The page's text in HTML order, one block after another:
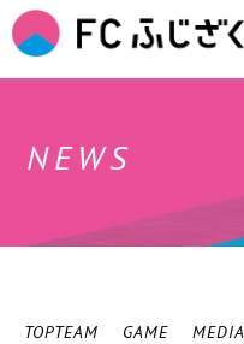
NEWS
TOPTEAM GAME MEDIA